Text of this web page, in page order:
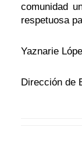
comunidad
respetuosa
Yaznarie
Dirección de